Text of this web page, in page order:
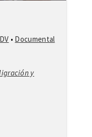
• Documental
y